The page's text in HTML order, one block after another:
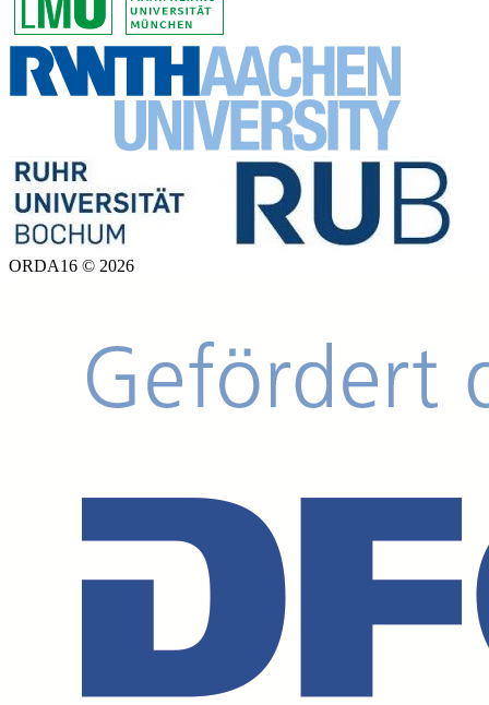
ORDA16 © 2026